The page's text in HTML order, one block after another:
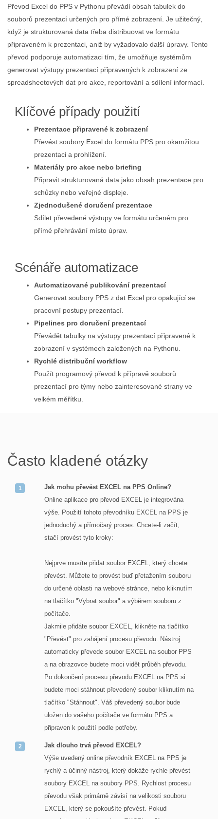
Převod Excel do PPS v Pythonu převádí obsah tabulek do
souborů prezentací určených pro přímé zobrazení. Je užitečný,
když je strukturovaná data třeba distribuovat ve formátu
připraveném k prezentaci, aniž by vyžadovalo další úpravy. Tento
převod podporuje automatizaci tím, že umožňuje systémům
generovat výstupy prezentací připravených k zobrazení ze
spreadsheetových dat pro akce, reportování a sdílení informací.
Klíčové případy použití
Prezentace připravené k zobrazení
Převést soubory Excel do formátu PPS pro okamžitou
prezentaci a prohlížení.
Materiály pro akce nebo briefing
Připravit strukturovaná data jako obsah prezentace pro
schůzky nebo veřejné displeje.
Zjednodušené doručení prezentace
Sdílet převedené výstupy ve formátu určeném pro
přímé přehrávání místo úprav.
Scénáře automatizace
Automatizované publikování prezentací
Generovat soubory PPS z dat Excel pro opakující se
pracovní postupy prezentací.
Pipelines pro doručení prezentací
Převádět tabulky na výstupy prezentací připravené k
zobrazení v systémech založených na Pythonu.
Rychlé distribuční workflow
Použít programový převod k přípravě souborů
prezentací pro týmy nebo zainteresované strany ve
velkém měřítku.
Často kladené otázky
Jak mohu převést EXCEL na PPS Online?
Online aplikace pro převod EXCEL je integrována
výše. Použití tohoto převodníku EXCEL na PPS je
jednoduchý a přímočarý proces. Chcete-li začít,
stačí provést tyto kroky:
Nejprve musíte přidat soubor EXCEL, který chcete
převést. Můžete to provést buď přetažením souboru
do určené oblasti na webové stránce, nebo kliknutím
na tlačítko "Vybrat soubor" a výběrem souboru z
počítače.
Jakmile přidáte soubor EXCEL, klikněte na tlačítko
"Převést" pro zahájení procesu převodu. Nástroj
automaticky převede soubor EXCEL na soubor PPS
a na obrazovce budete moci vidět průběh převodu.
Po dokončení procesu převodu EXCEL na PPS si
budete moci stáhnout převedený soubor kliknutím na
tlačítko "Stáhnout". Váš převedený soubor bude
uložen do vašeho počítače ve formátu PPS a
připraven k použití podle potřeby.
Jak dlouho trvá převod EXCEL?
Výše uvedený online převodník EXCEL na PPS je
rychlý a účinný nástroj, který dokáže rychle převést
soubory EXCEL na soubory PPS. Rychlost procesu
převodu však primárně závisí na velikosti souboru
EXCEL, který se pokoušíte převést. Pokud